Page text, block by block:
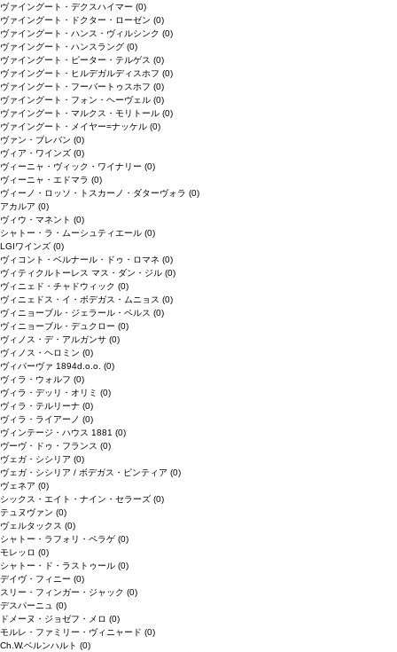
ヴァイングート・デクスハイマー (0)
ヴァイングート・ドクター・ローゼン (0)
ヴァイングート・ハンス・ヴィルシンク (0)
ヴァイングート・ハンスラング (0)
ヴァイングート・ピーター・テルゲス (0)
ヴァイングート・ヒルデガルディスホフ (0)
ヴァイングート・フーバートゥスホフ (0)
ヴァイングート・フォン・ヘーヴェル (0)
ヴァイングート・マルクス・モリトール (0)
ヴァイングート・メイヤー=ナッケル (0)
ヴァン・ブレバン (0)
ヴィア・ワインズ (0)
ヴィーニャ・ヴィック・ワイナリー (0)
ヴィーニャ・エドマラ (0)
ヴィーノ・ロッソ・トスカーノ・ダターヴォラ (0)
アカルア (0)
ヴィウ・マネント (0)
シャトー・ラ・ムーシュティエール (0)
LGIワインズ (0)
ヴィコント・ベルナール・ドゥ・ロマネ (0)
ヴィティクルトーレス マス・ダン・ジル (0)
ヴィニェド・チャドウィック (0)
ヴィニェドス・イ・ボデガス・ムニョス (0)
ヴィニョーブル・ジェラール・ペルス (0)
ヴィニョーブル・デュクロー (0)
ヴィノス・デ・アルガンサ (0)
ヴィノス・ヘロミン (0)
ヴィパーヴァ 1894d.o.o. (0)
ヴィラ・ウォルフ (0)
ヴィラ・デッリ・オリミ (0)
ヴィラ・テルリーナ (0)
ヴィラ・ライアーノ (0)
ヴィンテージ・ハウス 1881 (0)
ヴーヴ・ドゥ・フランス (0)
ヴェガ・シシリア (0)
ヴェガ・シシリア / ボデガス・ピンティア (0)
ヴェネア (0)
シックス・エイト・ナイン・セラーズ (0)
テュヌヴァン (0)
ヴェルタックス (0)
シャトー・ラフォリ・ペラゲ (0)
モレッロ (0)
シャトー・ド・ラストゥール (0)
デイヴ・フィニー (0)
スリー・フィンガー・ジャック (0)
デスパーニュ (0)
ドメーヌ・ジョゼフ・メロ (0)
モルレ・ファミリー・ヴィニャード (0)
Ch.W.ベルンハルト (0)